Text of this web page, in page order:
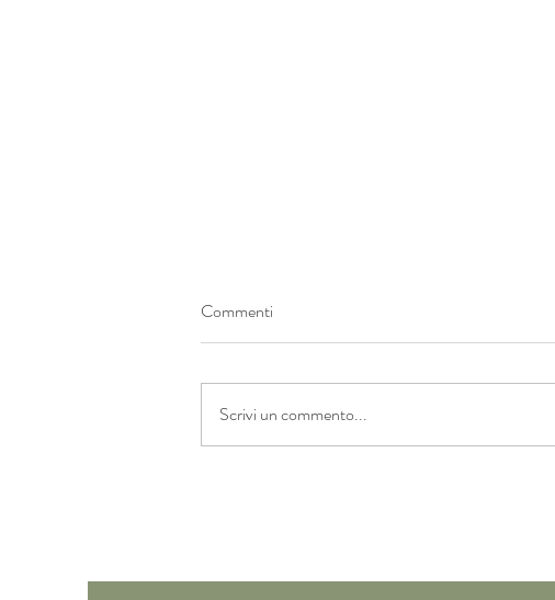
Orto rigenerativo
Commenti
Scrivi un commento...